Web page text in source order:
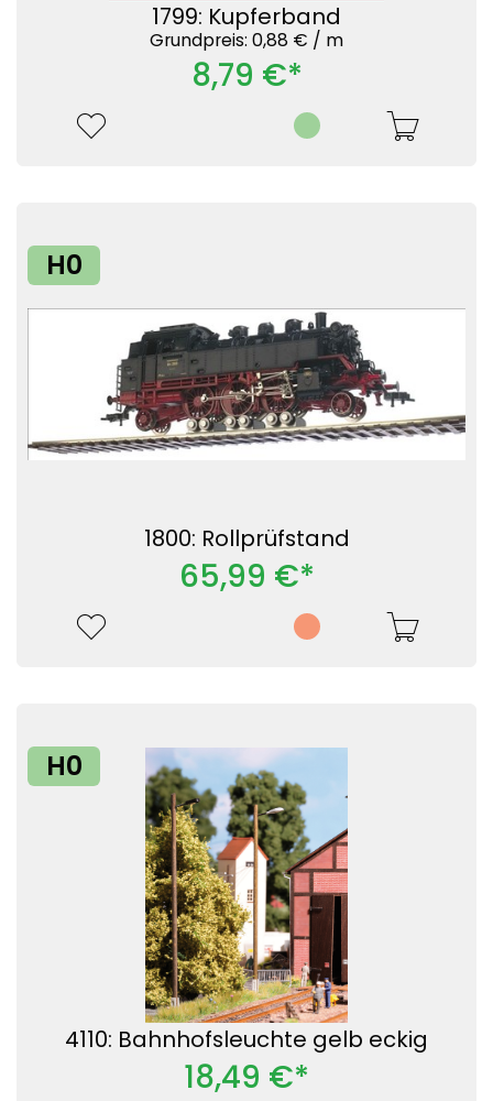
1799: Kupferband
Grundpreis: 0,88 € / m
8,79 €*
H0
1800: Rollprüfstand
65,99 €*
H0
4110: Bahnhofsleuchte gelb eckig
18,49 €*